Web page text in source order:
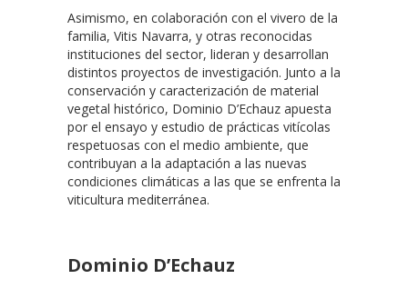
Asimismo, en colaboración con el vivero de la
familia, Vitis Navarra, y otras reconocidas
instituciones del sector, lideran y desarrollan
distintos proyectos de investigación. Junto a la
conservación y caracterización de material
vegetal histórico, Dominio D’Echauz apuesta
por el ensayo y estudio de prácticas vitícolas
respetuosas con el medio ambiente, que
contribuyan a la adaptación a las nuevas
condiciones climáticas a las que se enfrenta la
viticultura mediterránea.
Dominio D’Echauz